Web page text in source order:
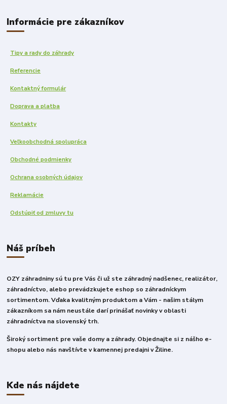
Informácie pre zákazníkov
Tipy a rady do záhrady
Referencie
Kontaktný formulár
Doprava a platba
Kontakty
Veľkoobchodná spolupráca
Obchodné podmienky
Ochrana osobných údajov
Reklamácie
Odstúpiť od zmluvy tu
Náš príbeh
OZY záhradniny sú tu pre Vás či už ste záhradný nadšenec, realizátor,
záhradníctvo, alebo prevádzkujete eshop so záhradníckym
sortimentom. Vďaka kvalitným produktom a Vám - našim stálym
zákazníkom sa nám neustále darí prinášať novinky v oblasti
záhradníctva na slovenský trh.
Široký sortiment pre vaše domy a záhrady. Objednajte si z nášho e-
shopu alebo nás navštívte v kamennej predajni v Žiline.
Kde nás nájdete